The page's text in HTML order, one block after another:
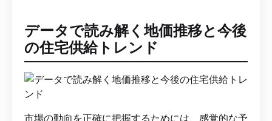
データで読み解く地価推移と今後
の住宅供給トレンド
市場の動向を正確に把握するためには、感覚的な予